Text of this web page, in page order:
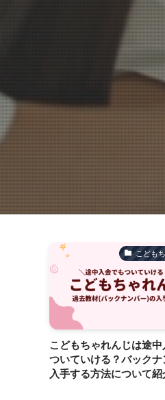
こども
こどもちゃれんじは途中
ついていける？バックナ
入手する方法について紹